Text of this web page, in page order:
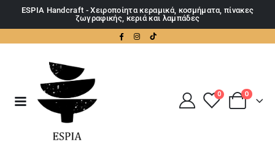
ESPIA Handcraft - Χειροποίητα κεραμικά, κοσμήματα, πίνακες
ζωγραφικής, κεριά και λαμπάδες
0 0